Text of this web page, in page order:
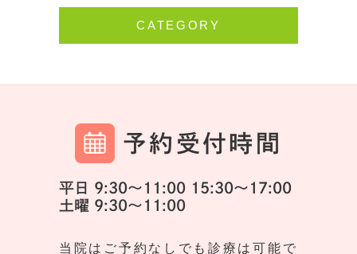
CATEGORY
予約受付時間
平日 9:30～11:00 15:30～17:00
土曜 9:30～11:00
当院はご予約なしでも診療は可能で